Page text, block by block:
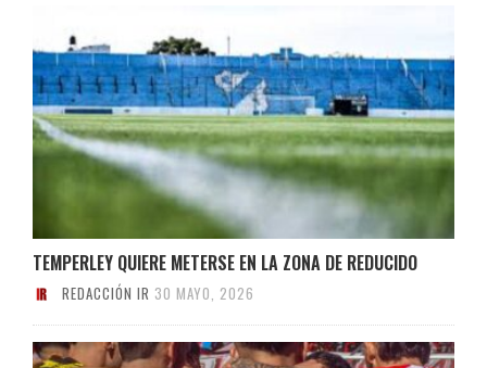
TEMPERLEY QUIERE METERSE EN LA ZONA DE REDUCIDO
REDACCIÓN IR 30 MAYO, 2026